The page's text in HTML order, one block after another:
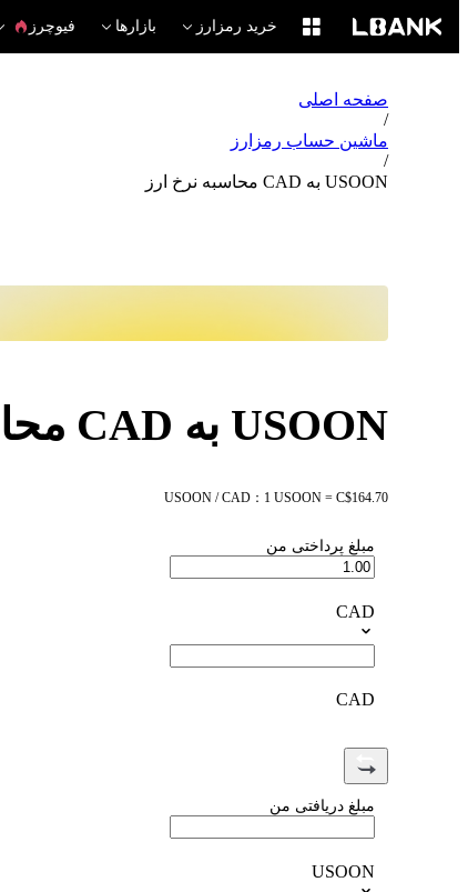
خرید رمزارز بازارها فیوچرز
صفحه اصلی
/
ماشین حساب رمزارز
/
USOON به CAD محاسبه نرخ ارز
USOON به CAD محاسبه نرخ ارز
USOON / CAD：1 USOON = C$164.70
مبلغ پرداختی من
CAD
CAD
مبلغ دریافتی من
USOON